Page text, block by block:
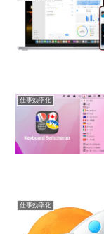
仕事効率化
仕事効率化